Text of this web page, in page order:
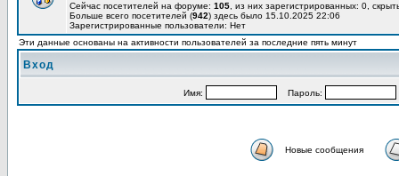
Сейчас посетителей на форуме: 105 , из них зарегистрированных: 0,
Больше всего посетителей (942) здесь было 15.10.2025 22:06
Зарегистрированные пользователи: Нет
Эти данные основаны на активности пользователей за последние пять минут
Вход
Имя: Пароль:
Новые сообщения